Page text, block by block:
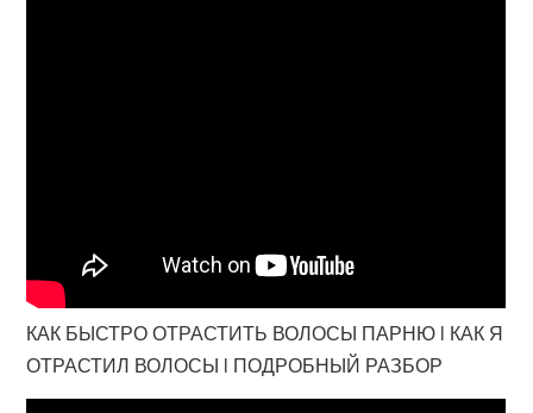
КАК БЫСТРО ОТРАСТИТЬ ВОЛОСЫ ПАРНЮ l КАК Я
ОТРАСТИЛ ВОЛОСЫ l ПОДРОБНЫЙ РАЗБОР